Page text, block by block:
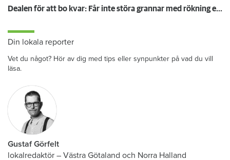
Dealen för att bo kvar: Får inte störa grannar med rökning eller utsätta dem för brandfara
Din lokala reporter
Vet du något? Hör av dig med tips eller synpunkter på vad du vill
läsa.
Gustaf Görfelt
lokalredaktör – Västra Götaland och Norra Halland